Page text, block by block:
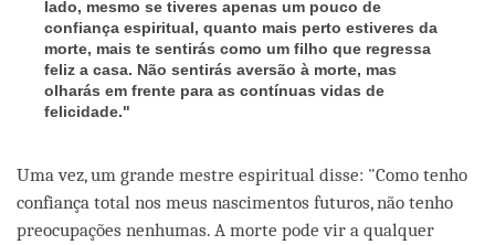
lado, mesmo se tiveres apenas um pouco de
confiança espiritual, quanto mais perto estiveres da
morte, mais te sentirás como um filho que regressa
feliz a casa. Não sentirás aversão à morte, mas
olharás em frente para as contínuas vidas de
felicidade."
Uma vez, um grande mestre espiritual disse: "Como tenho
confiança total nos meus nascimentos futuros, não tenho
preocupações nenhumas. A morte pode vir a qualquer